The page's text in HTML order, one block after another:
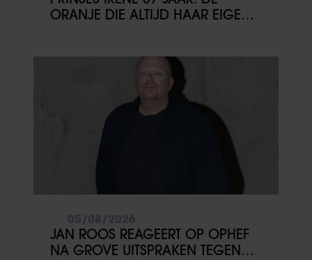
ORANJE DIE ALTIJD HAAR EIGEN
JAN ROOS REAGEERT OP OPHEF
NA GROVE UITSPRAKEN TEGEN